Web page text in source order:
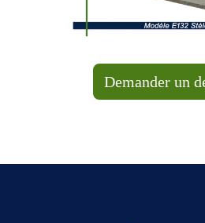
Demander un